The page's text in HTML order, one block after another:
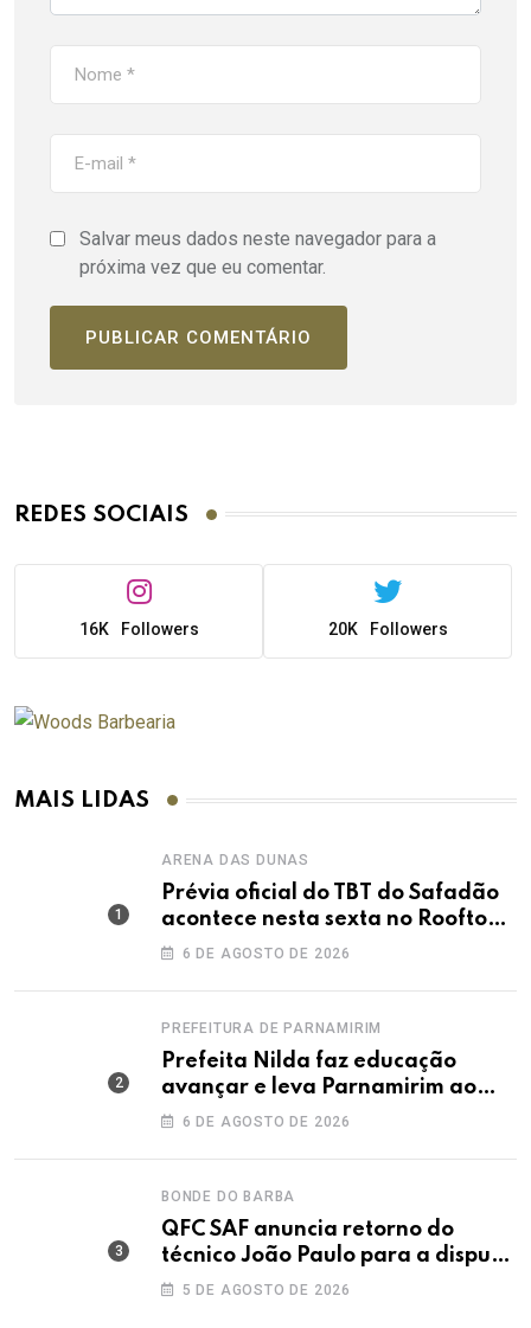
Salvar meus dados neste navegador para a
próxima vez que eu comentar.
REDES SOCIAIS
16K Followers 20K Followers
MAIS LIDAS
ARENA DAS DUNAS
Prévia oficial do TBT do Safadão
acontece nesta sexta no Rooftop
Dunas
6 DE AGOSTO DE 2026
PREFEITURA DE PARNAMIRIM
Prefeita Nilda faz educação
avançar e leva Parnamirim ao
maior IDEB da história dos anos
6 DE AGOSTO DE 2026
BONDE DO BARBA
QFC SAF anuncia retorno do
técnico João Paulo para a disputa
da elite do Campeonato Potiguar
5 DE AGOSTO DE 2026